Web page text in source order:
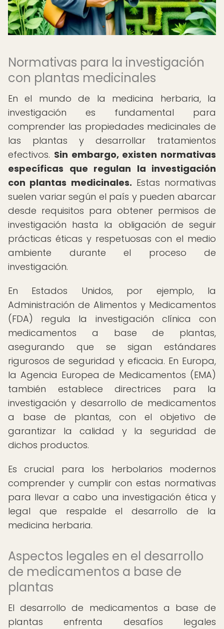
Normativas para la investigación
con plantas medicinales
En el mundo de la medicina herbaria, la
investigación es fundamental para
comprender las propiedades medicinales de
las plantas y desarrollar tratamientos
efectivos. Sin embargo, existen normativas
específicas que regulan la investigación
con plantas medicinales. Estas normativas
suelen variar según el país y pueden abarcar
desde requisitos para obtener permisos de
investigación hasta la obligación de seguir
prácticas éticas y respetuosas con el medio
ambiente durante el proceso de
investigación.
En Estados Unidos, por ejemplo, la
Administración de Alimentos y Medicamentos
(FDA) regula la investigación clínica con
medicamentos a base de plantas,
asegurando que se sigan estándares
rigurosos de seguridad y eficacia. En Europa,
la Agencia Europea de Medicamentos (EMA)
también establece directrices para la
investigación y desarrollo de medicamentos
a base de plantas, con el objetivo de
garantizar la calidad y la seguridad de
dichos productos.
Es crucial para los herbolarios modernos
comprender y cumplir con estas normativas
para llevar a cabo una investigación ética y
legal que respalde el desarrollo de la
medicina herbaria.
Aspectos legales en el desarrollo
de medicamentos a base de
plantas
El desarrollo de medicamentos a base de
plantas enfrenta desafíos legales